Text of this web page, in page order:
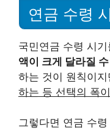
연금 수령
국민연금 수령 시
액이 크게 달라질
하는 것이 원칙이지
하는 등 선택의 폭
그렇다면 연금 수